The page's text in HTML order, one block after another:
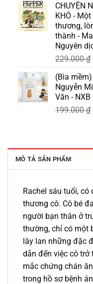
CHUYỆN
KHÓ -
thương,
thành -
Nguyên
229.000₫
(Bìa mềm)
Nguyễn
Văn - NXB
199.000₫
MÔ TẢ SẢN PHẨM
Rachel sáu tuổi, có
thương cô. Cô bé
người bạn thân ở
thường, chỉ có một
lây lan những đặc
dẫn đến việc cô trở
mắc chứng chán
trong hồ sơ bệnh